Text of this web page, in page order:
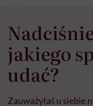
jakiego
udać?
Zauważyłaś u siebie